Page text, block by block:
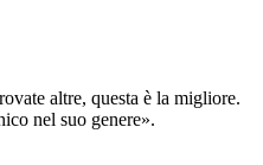
altre, questa è la migliore.
nel suo genere».